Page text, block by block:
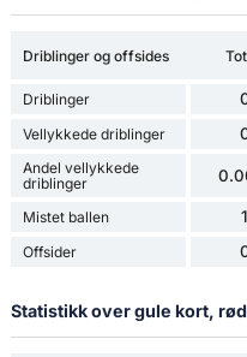
Driblinger og offsides
Driblinger
Vellykkede driblinger
Andel vellykkede
driblinger
Mistet ballen 1
Offsider
Statistikk over gule kort,